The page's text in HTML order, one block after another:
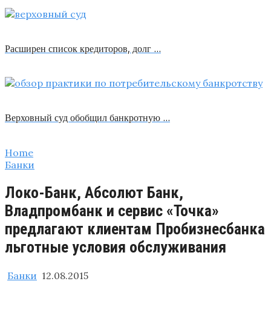
Расширен список кредиторов, долг …
Верховный суд обобщил банкротную …
Home
Банки
Локо-Банк, Абсолют Банк,
Владпромбанк и сервис «Точка»
предлагают клиентам Пробизнесбанка
льготные условия обслуживания
Банки 12.08.2015